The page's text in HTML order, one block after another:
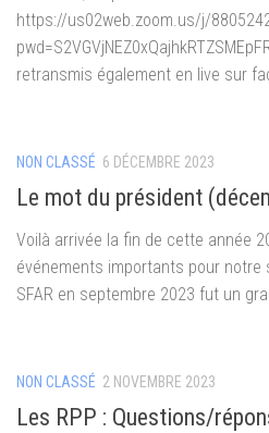
https://us02web.zoom.us/j/
retransmis également en live sur
NON CLASSÉ 6 DÉCEMBRE 2023
Le mot du président
Voilà arrivée la fin de cette année
événements importants pour notre
SFAR en septembre 2023 fut un
NON CLASSÉ 2 NOVEMBRE 2023
Les RPP : Questions/